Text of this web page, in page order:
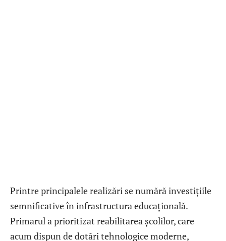
Printre principalele realizări se numără investițiile
semnificative în infrastructura educațională.
Primarul a prioritizat reabilitarea școlilor, care
acum dispun de dotări tehnologice moderne,